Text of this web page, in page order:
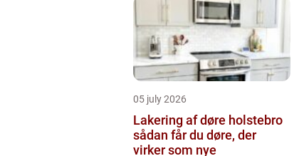
05 july 2026
Lakering af døre holstebro
sådan får du døre, der
virker som nye